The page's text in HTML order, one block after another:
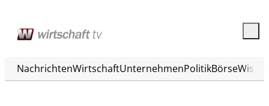
NachrichtenWirtschaftUnternehmenPolitikBörse